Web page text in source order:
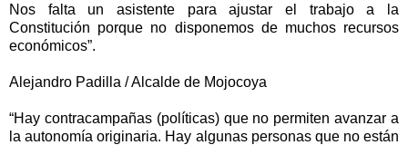
Nos falta un asistente para ajustar el trabajo a la
Constitución porque no disponemos de muchos recursos
económicos”.
Alejandro Padilla / Alcalde de Mojocoya
“Hay contracampañas (políticas) que no permiten avanzar a
la autonomía originaria. Hay algunas personas que no están